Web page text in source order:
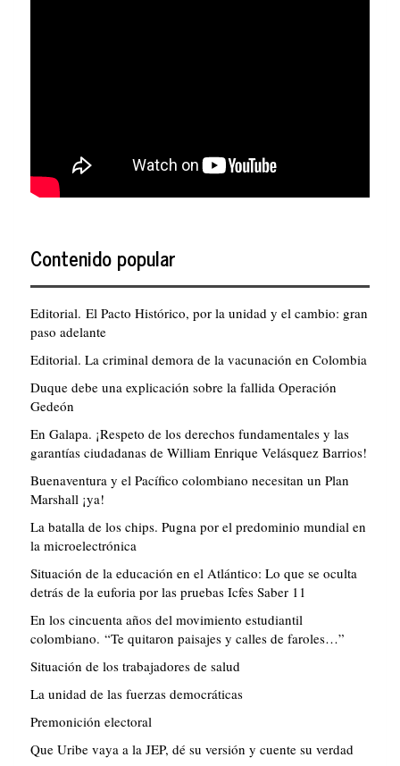
Contenido popular
Editorial. El Pacto Histórico, por la unidad y el cambio: gran
paso adelante
Editorial. La criminal demora de la vacunación en Colombia
Duque debe una explicación sobre la fallida Operación
Gedeón
En Galapa. ¡Respeto de los derechos fundamentales y las
garantías ciudadanas de William Enrique Velásquez Barrios!
Buenaventura y el Pacífico colombiano necesitan un Plan
Marshall ¡ya!
La batalla de los chips. Pugna por el predominio mundial en
la microelectrónica
Situación de la educación en el Atlántico: Lo que se oculta
detrás de la euforia por las pruebas Icfes Saber 11
En los cincuenta años del movimiento estudiantil
colombiano. “Te quitaron paisajes y calles de faroles…”
Situación de los trabajadores de salud
La unidad de las fuerzas democráticas
Premonición electoral
Que Uribe vaya a la JEP, dé su versión y cuente su verdad